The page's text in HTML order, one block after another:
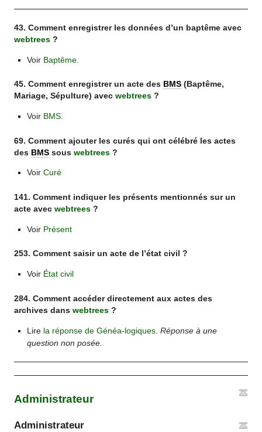
43. Comment enregistrer les données d’un baptême avec
webtrees ?
Voir Baptême.
45. Comment enregistrer un acte des BMS (Baptême,
Mariage, Sépulture) avecwebtrees ?
Voir BMS.
69. Comment ajouter les curés qui ont célébré les actes
des BMS souswebtrees ?
Voir Curé
141. Comment indiquer les présents mentionnés sur un
acte avecwebtrees ?
Voir Présent
253. Comment saisir un acte de l’état civil ?
Voir État civil
284. Comment accéder directement aux actes des
archives danswebtrees ?
Lire la réponse de Généa-logiques. Réponse à une
question non posée.
Administrateur
Administrateur